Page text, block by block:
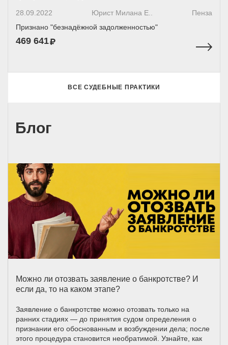
28.09.2022 Юрист Милана Е..
Пенза
Признано "безнадёжной задолженностью"
469 641
ВСЕ СУДЕБНЫЕ ПРАКТИКИ
Блог
Можно ли отозвать заявление о банкротстве? И
если да, то на каком этапе?
Заявление о банкротстве можно отозвать только на
ранних стадиях — до принятия судом определения о
признании его обоснованным и возбуждении дела; после
этого процедура становится необратимой. Узнайте, как